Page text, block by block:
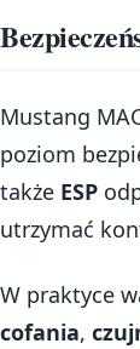
Mustang
poziom
także ESP
utrzymać
W praktyce
cofania,